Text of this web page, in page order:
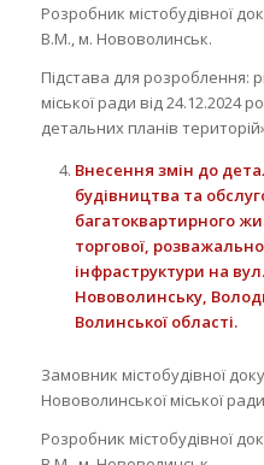
Розробник містобудівної
В.М., м. Нововолинськ.
Підстава для розроблення:
міської ради від 24.12.2024
детальних планів
Внесення змін до
будівництва та
багатоквартирного
торгової,
інфраструктури на
Нововолинську,
Волинської області.
Замовник містобудівної
Нововолинської міської
Розробник містобудівної